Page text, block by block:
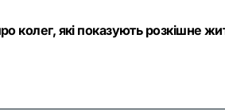
які показують розкішне